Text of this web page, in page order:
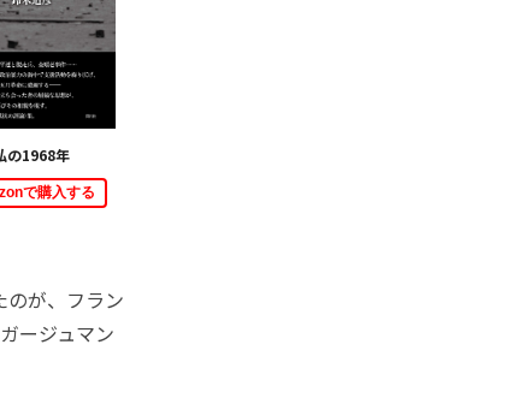
の1968年
で購入する
が、フラン
ージュマン